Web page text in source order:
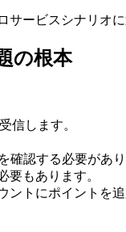
ービスシナリオ
の根本
信します。
認する必要があり
もあります。
トにポイントを追